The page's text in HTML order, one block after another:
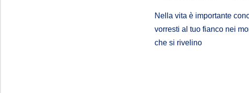
Nella vita è importante
vorresti al tuo fianco nei
che si rivelino